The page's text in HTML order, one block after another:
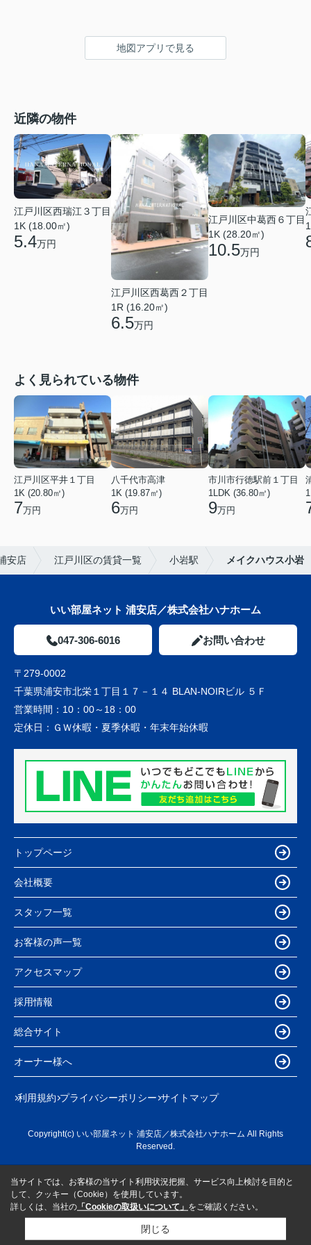
地図アプリで見る
近隣の物件
江戸川区西瑞江３丁目
1K (18.00㎡)
5.4万円
江戸川区西葛西２丁目
1R (16.20㎡)
6.5万円
江戸川区中葛西６丁目
1K (28.20㎡)
10.5万円
よく見られている物件
江戸川区平井１丁目
1K (20.80㎡)
7万円
八千代市高津
1K (19.87㎡)
6万円
市川市行徳駅前１丁目
1LDK (36.80㎡)
9万円
安店 江戸川区の賃貸一覧 小岩駅 メイクハウス小岩
いい部屋ネット 浦安店／株式会社ハナホーム
047-306-6016 お問い合わせ
〒279-0002
千葉県浦安市北栄１丁目１７－１４ BLAN-NOIRビル ５Ｆ
営業時間： 10：00～18：00
定休日： ＧＷ休暇・夏季休暇・年末年始休暇
トップページ
会社概要
スタッフ一覧
お客様の声一覧
アクセスマップ
採用情報
総合サイト
オーナー様へ
利用規約 プライバシーポリシー サイトマップ
Copyright(c) いい部屋ネット 浦安店／株式会社ハナホーム All Rights
Reserved.
当サイトでは、お客様の当サイト利用状況把握、サービス向上検討を目的と
して、クッキー（Cookie）を使用しています。
詳しくは、当社の 「Cookieの取扱いについて」 をご確認ください。
閉じる